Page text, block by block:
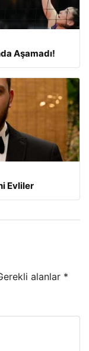
Aşamadı!
Evliler
alanlar *